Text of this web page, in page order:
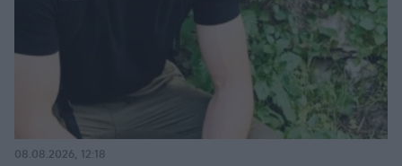
08.08.2026, 12:18